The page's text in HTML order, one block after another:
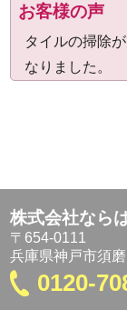
お客様の声
タイルの掃除
なりました。
株式会社なら
〒654-0111
兵庫県神戸市須
0120-